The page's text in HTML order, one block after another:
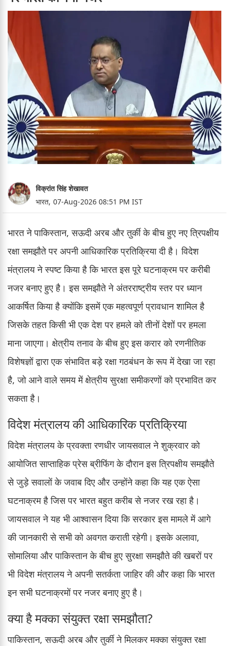
विक्रांत सिंह शेखावत
भारत, 07-Aug-2026 08:51 PM IST
भारत ने पाकिस्तान, सऊदी अरब और तुर्की के बीच हुए नए त्रिपक्षीय
रक्षा समझौते पर अपनी आधिकारिक प्रतिक्रिया दी है। विदेश
मंत्रालय ने स्पष्ट किया है कि भारत इस पूरे घटनाक्रम पर करीबी
नजर बनाए हुए है। इस समझौते ने अंतरराष्ट्रीय स्तर पर ध्यान
आकर्षित किया है क्योंकि इसमें एक महत्वपूर्ण प्रावधान शामिल है
जिसके तहत किसी भी एक देश पर हमले को तीनों देशों पर हमला
माना जाएगा। क्षेत्रीय तनाव के बीच हुए इस करार को रणनीतिक
विशेषज्ञों द्वारा एक संभावित बड़े रक्षा गठबंधन के रूप में देखा जा रहा
है, जो आने वाले समय में क्षेत्रीय सुरक्षा समीकरणों को प्रभावित कर
सकता है।
विदेश मंत्रालय की आधिकारिक प्रतिक्रिया
विदेश मंत्रालय के प्रवक्ता रणधीर जायसवाल ने शुक्रवार को
आयोजित साप्ताहिक प्रेस ब्रीफिंग के दौरान इस त्रिपक्षीय समझौते
से जुड़े सवालों के जवाब दिए और उन्होंने कहा कि यह एक ऐसा
घटनाक्रम है जिस पर भारत बहुत करीब से नजर रख रहा है।
जायसवाल ने यह भी आश्वासन दिया कि सरकार इस मामले में आगे
की जानकारी से सभी को अवगत कराती रहेगी। इसके अलावा,
सोमालिया और पाकिस्तान के बीच हुए सुरक्षा समझौते की खबरों पर
भी विदेश मंत्रालय ने अपनी सतर्कता जाहिर की और कहा कि भारत
इन सभी घटनाक्रमों पर नजर बनाए हुए है।
क्या है मक्का संयुक्त रक्षा समझौता?
पाकिस्तान, सऊदी अरब और तुर्की ने मिलकर मक्का संयुक्त रक्षा